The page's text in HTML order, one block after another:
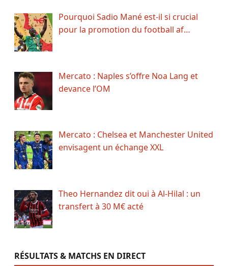
Pourquoi Sadio Mané est-il si crucial
pour la promotion du football af…
Mercato : Naples s’offre Noa Lang et
devance l’OM
Mercato : Chelsea et Manchester United
envisagent un échange XXL
Theo Hernandez dit oui à Al-Hilal : un
transfert à 30 M€ acté
RÉSULTATS & MATCHS EN DIRECT